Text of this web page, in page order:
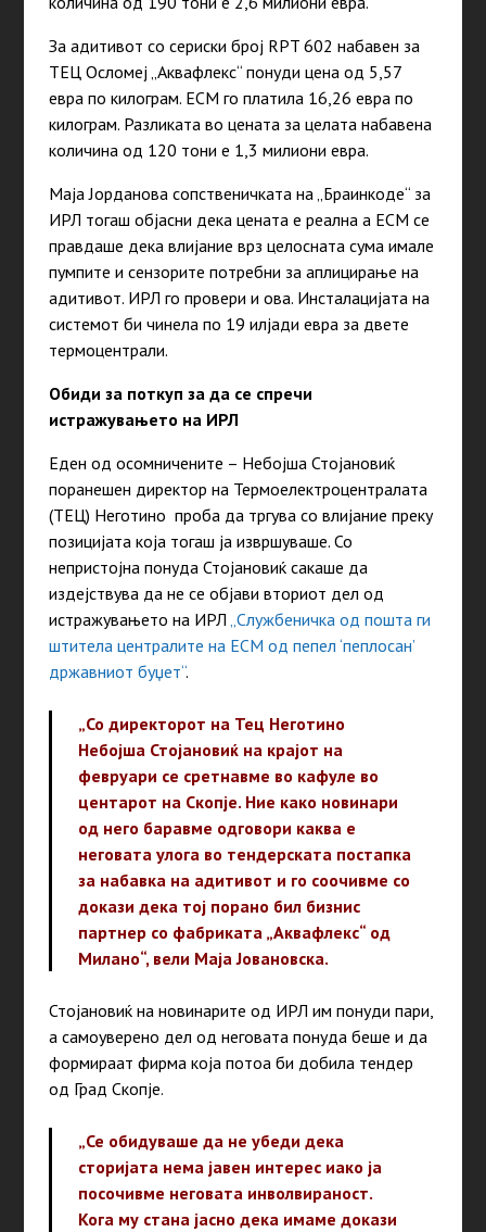
За адитивот со сериски број RPT 602 набавен за
ТЕЦ Осломеј „Аквафлекс“ понуди цена од 5,57
евра по килограм. ЕСМ го платила 16,26 евра по
килограм. Разликата во цената за целата набавена
количина од 120 тони е 1,3 милиони евра.
Маја Јорданова сопственичката на „Браинкоде“ за
ИРЛ тогаш објасни дека цената е реална а ЕСМ се
правдаше дека влијание врз целосната сума имале
пумпите и сензорите потребни за аплицирање на
адитивот. ИРЛ го провери и ова. Инсталацијата на
системот би чинела по 19 илјади евра за двете
термоцентрали.
Обиди за поткуп за да се спречи
истражувањето на ИРЛ
Еден од осомничените – Небојша Стојановиќ
поранешен директор на Термоелектроцентралата
(ТЕЦ) Неготино проба да тргува со влијание преку
позицијата која тогаш ја извршуваше. Со
непристoјна понуда Стојановиќ сакаше да
издејствува да не се објави вториот дел од
истражувањето на ИРЛ „Службеничка од пошта ги
штитела централите на ЕСМ од пепел ‘пеплосан’
државниот буџет“.
„Со директорот на Тец Неготино
Небојша Стојановиќ на крајот на
февруари се сретнавме во кафуле во
центарот на Скопје. Ние како новинари
од него баравме одговори каква е
неговата улога во тендерската постапка
за набавка на адитивот и го соочивме со
докази дека тој порано бил бизнис
партнер со фабриката „Аквафлекс“ од
Милано“, вели Маја Јовановска.
Стојановиќ на новинарите од ИРЛ им понуди пари,
а самоуверено дел од неговата понуда беше и да
формираат фирма која потоа би добила тендер
од Град Скопје.
„Се обидуваше да не убеди дека
сторијата нема јавен интерес иако ја
посочивме неговата инволвираност.
Кога му стана јасно дека имаме докази